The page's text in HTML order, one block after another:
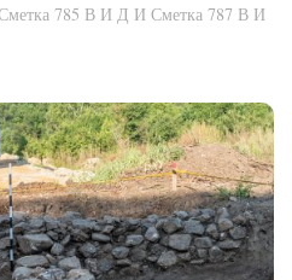
785 В И Д И Сметка 787 В И